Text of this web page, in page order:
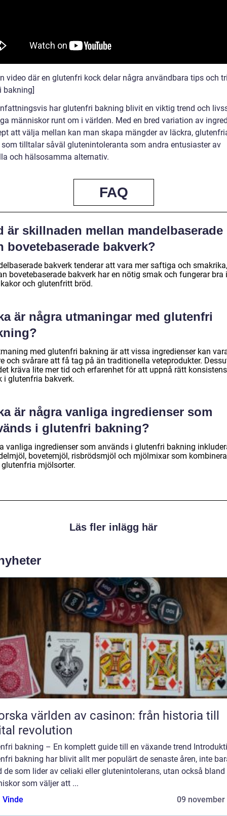
video där en glutenfri kock delar några användbara tips och
bakning]
har glutenfri bakning blivit en viktig trend och
människor runt om i världen. Med en bred variation av
att välja mellan kan man skapa mängder av läckra,
som tilltalar såväl glutenintoleranta som andra entusiaster av
och hälsosamma alternativ.
FAQ
är skillnaden mellan mandelbaserade
bovetebaserade bakverk?
bakverk tenderar att vara mer saftiga och smakrika,
bovetebaserade bakverk har en nötig smak och fungerar bra i
och glutenfritt bröd.
är några utmaningar med glutenfri
med glutenfri bakning är att vissa ingredienser kan
och svårare att få tag på än traditionella veteprodukter.
kräva lite mer tid och erfarenhet för att uppnå rätt
i glutenfria bakverk.
är några vanliga ingredienser som
i glutenfri bakning?
vanliga ingredienser som används i glutenfri bakning
bovetemjöl, risbrödsmjöl och mjölmixar som
mjölsorter.
Läs fler inlägg här
världen av casinon: från historia till
revolution
bakning – En komplett guide till en växande trend
bakning har blivit allt mer populärt de senaste åren, inte
de som lider av celiaki eller glutenintolerans, utan också bland
som väljer att ...
Vinde
09 november